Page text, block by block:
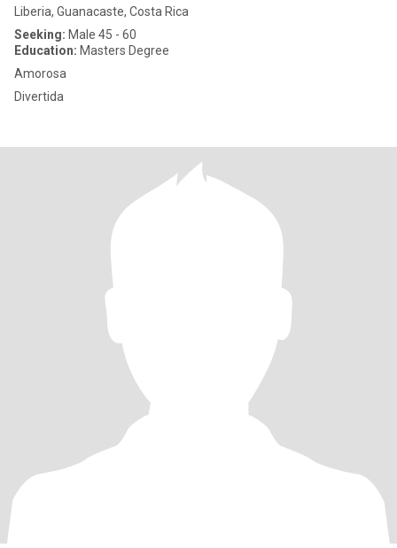
Liberia, Guanacaste, Costa Rica
Seeking: Male 45 - 60
Education: Masters Degree
Amorosa
Divertida